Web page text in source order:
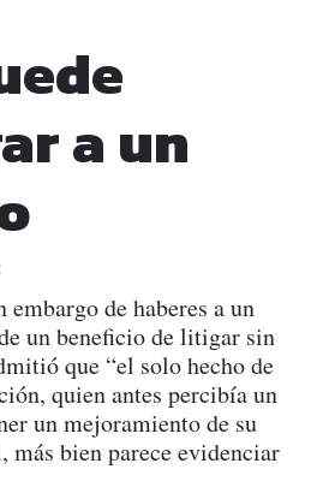
a un
de haberes a un
un beneficio de litigar sin
que “el solo hecho de
quien antes percibía un
un mejoramiento de su
bien parece evidenciar